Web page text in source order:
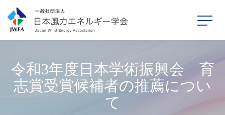
令和3年度日本学術振興会 育
志賞受賞候補者の推薦につい
て